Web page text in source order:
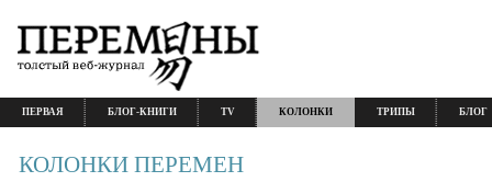
ПЕРВАЯ БЛОГ-КНИГИ TV КОЛОНКИ ТРИПЫ БЛОГ
КОЛОНКИ ПЕРЕМЕН